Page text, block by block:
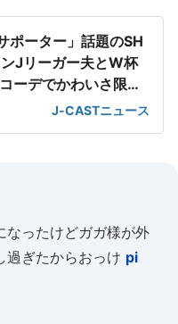
ポーター」話題のSH
Jリーガー夫とW杯
ーデでかわいさ限界
J-CASTニュース
なったけどガガ様が外
過ぎたからおっけ pi